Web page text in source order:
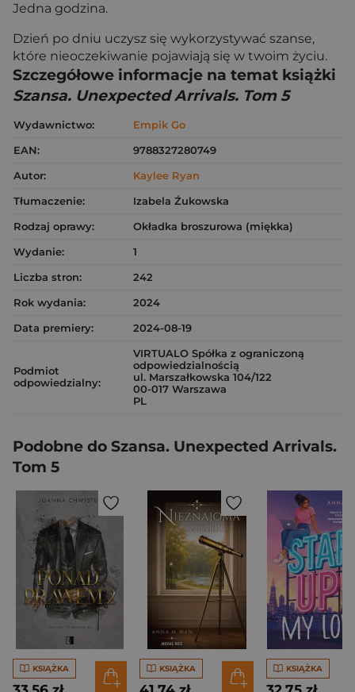
Jedna godzina.
Dzień po dniu uczysz się wykorzystywać szanse,
które nieoczekiwanie pojawiają się w twoim życiu.
Szczegółowe informacje na temat książki
Szansa. Unexpected Arrivals. Tom 5
Wydawnictwo:
Empik Go
EAN:
9788327280749
Autor:
Kaylee Ryan
Tłumaczenie:
Izabela Źukowska
Rodzaj oprawy:
Okładka broszurowa (miękka)
Wydanie:
1
Liczba stron:
242
Rok wydania:
2024
Data premiery:
2024-08-19
Podmiot
odpowiedzialny:
VIRTUALO Spółka z ograniczoną
odpowiedzialnością
ul. Marszałkowska 104/122
00-017 Warszawa
PL
Podobne do Szansa. Unexpected Arrivals.
Tom 5
KSIĄŻKA KSIĄŻKA KSIĄŻKA